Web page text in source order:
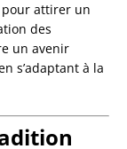
attirer un
des
un avenir
s’adaptant à la